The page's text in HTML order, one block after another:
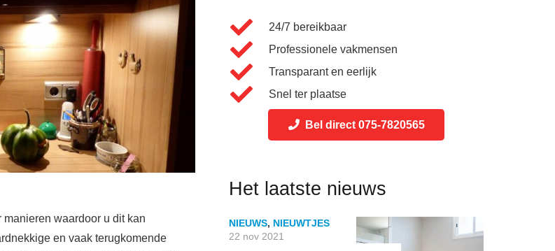
waardoor u dit kan
en vaak terugkomende
24/7 bereikbaar
Professionele vakmensen
Transparant en eerlijk
Snel ter plaatse
Bel direct 075-7820565
Het laatste nieuws
NIEUWS, NIEUWTJES
22 nov 2021